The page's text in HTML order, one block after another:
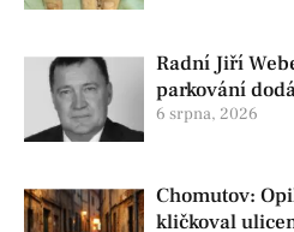
Radní Jiří
parkování
6 srpna, 2026
Chomutov:
kličkoval